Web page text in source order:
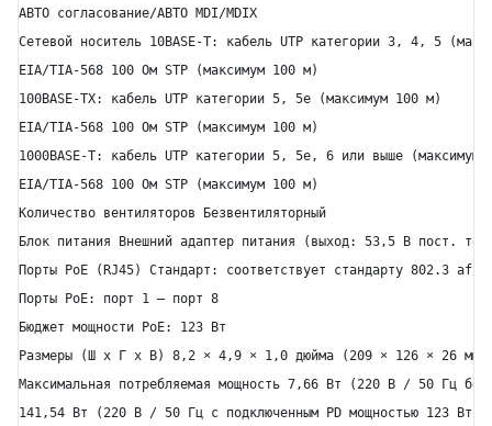
АВТО согласование/АВТО MDI/MDIX
Сетевой носитель 10BASE-T: кабель UTP категории 3, 4, 5
EIA/TIA-568 100 Ом STP (максимум 100 м)
100BASE-TX: кабель UTP категории 5, 5e (максимум 100 м)
EIA/TIA-568 100 Ом STP (максимум 100 м)
1000BASE-T: кабель UTP категории 5, 5e, 6 или выше (максимум
EIA/TIA-568 100 Ом STP (максимум 100 м)
Количество вентиляторов Безвентиляторный
Блок питания Внешний адаптер питания (выход: 53,5 В пост.
Порты PoE (RJ45) Стандарт: соответствует стандарту 802.3 af/
Порты PoE: порт 1 — порт 8
Бюджет мощности PoE: 123 Вт
Размеры (Ш x Г x В) 8,2 × 4,9 × 1,0 дюйма (209 × 126 × 26 мм)
Максимальная потребляемая мощность 7,66 Вт (220 В / 50 Гц без
141,54 Вт (220 В / 50 Гц с подключенным PD мощностью 123 Вт)